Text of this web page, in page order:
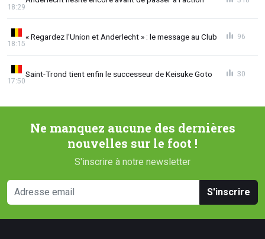
18:29
« Regardez l'Union et Anderlecht » : le message au Club
18:15
96
Saint-Trond tient enfin le successeur de Keisuke Goto
17:50
30
Ne manquez aucune des dernières
nouvelles sur le foot !
S'inscrire à notre newsletter
S'inscrire